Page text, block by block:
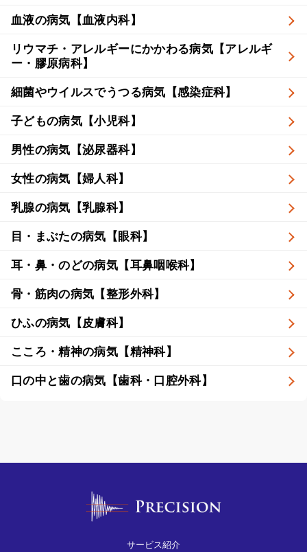
血液の病気【血液内科】
リウマチ・アレルギーにかかわる病気【アレルギ
ー・膠原病科】
細菌やウイルスでうつる病気【感染症科】
子どもの病気【小児科】
男性の病気【泌尿器科】
女性の病気【婦人科】
乳腺の病気【乳腺科】
目・まぶたの病気【眼科】
耳・鼻・のどの病気【耳鼻咽喉科】
骨・筋肉の病気【整形外科】
ひふの病気【皮膚科】
こころ・精神の病気【精神科】
口の中と歯の病気【歯科・口腔外科】
サービス紹介